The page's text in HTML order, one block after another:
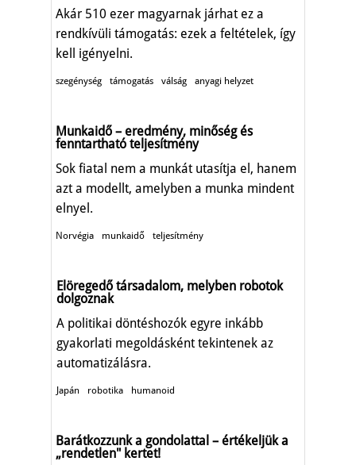
Akár 510 ezer magyarnak járhat ez a
rendkívüli támogatás: ezek a feltételek, így
kell igényelni.
szegénység támogatás válság anyagi helyzet
Munkaidő – eredmény, minőség és
fenntartható teljesítmény
Sok fiatal nem a munkát utasítja el, hanem
azt a modellt, amelyben a munka mindent
elnyel.
Norvégia munkaidő teljesítmény
Elöregedő társadalom, melyben robotok
dolgoznak
A politikai döntéshozók egyre inkább
gyakorlati megoldásként tekintenek az
automatizálásra.
Japán robotika humanoid
Barátkozzunk a gondolattal – értékeljük a
„rendetlen" kertet!